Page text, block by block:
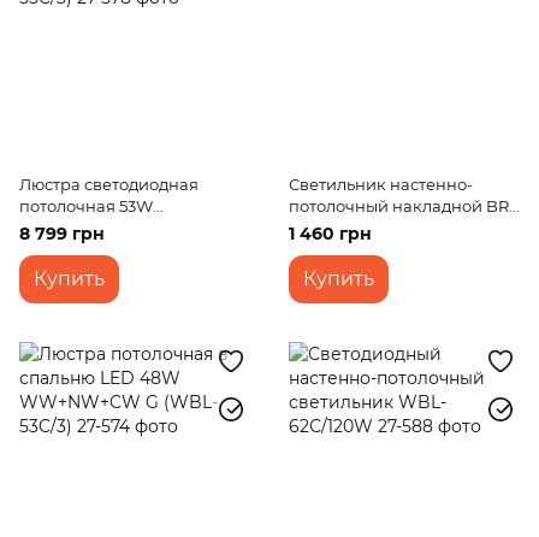
Люстра светодиодная
потолочная 53W
WW+NW+CW G (WBL-55C/3)
8 799 грн
Купить
Светильник настенно-
потолочный накладной BR-
02 929/2
1 460 грн
Купить